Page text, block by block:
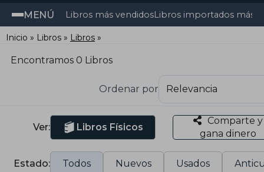
MENÚ Libros más vendidosLibros importados más
Inicio Libros Libros
Encontramos 0 Libros
Ordenar por
Ver: Libros Físicos
Comparte y
gana dinero
Estado: Todos Nuevos Usados